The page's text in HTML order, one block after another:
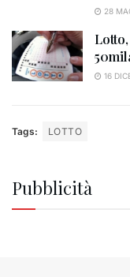
28
16
Tags: LOTTO
Pubblicità